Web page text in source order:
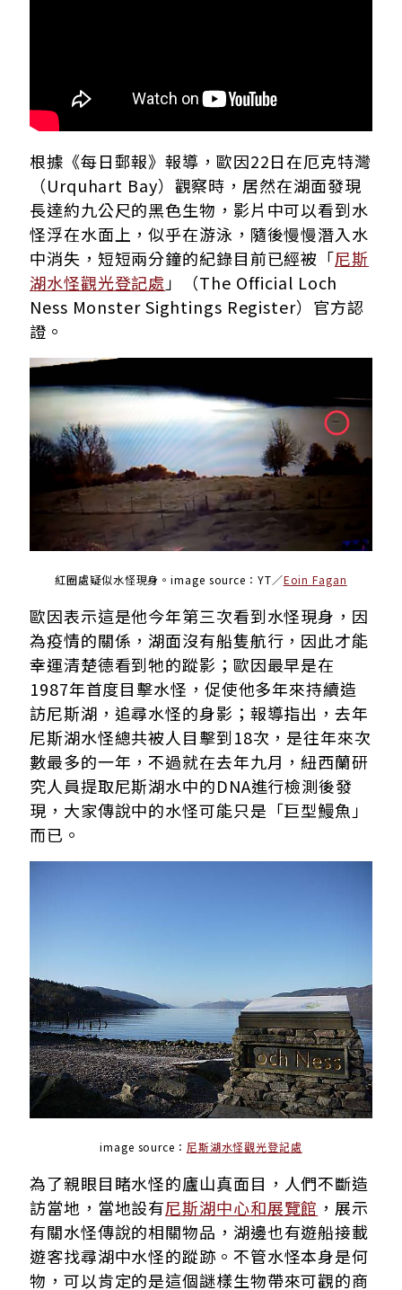
根據《每日郵報》報導，歐因22日在厄克特灣
（Urquhart Bay）觀察時，居然在湖面發現
長達約九公尺的黑色生物，影片中可以看到水
怪浮在水面上，似乎在游泳，隨後慢慢潛入水
中消失，短短兩分鐘的紀錄目前已經被「尼斯
湖水怪觀光登記處 」（The Official Loch
Ness Monster Sightings Register）官方認
證。
紅圈處疑似水怪現身。image source：YT／Eoin Fagan
歐因表示這是他今年第三次看到水怪現身，因
為疫情的關係，湖面沒有船隻航行，因此才能
幸運清楚德看到牠的蹤影；歐因最早是在
1987年首度目擊水怪，促使他多年來持續造
訪尼斯湖，追尋水怪的身影；報導指出，去年
尼斯湖水怪總共被人目擊到18次，是往年來次
數最多的一年，不過就在去年九月，紐西蘭研
究人員提取尼斯湖水中的DNA進行檢測後發
現，大家傳說中的水怪可能只是「巨型鰻魚」
而已。
image source： 尼斯湖水怪觀光登記處
為了親眼目睹水怪的廬山真面目， 人們不斷造
訪當地， 當地設有尼斯湖中心和展覽館 ，展示
有關水怪傳說的相關物品，湖邊也有遊船接載
遊客找尋湖中水怪的蹤跡。不管水怪本身是何
物， 可以肯定的是這個謎樣生物帶來可觀的商